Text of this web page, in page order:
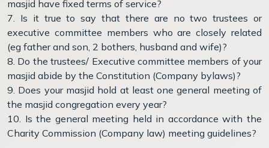
masjid have fixed terms of service?
7. Is it true to say that there are no two trustees or
executive committee members who are closely related
(eg father and son, 2 bothers, husband and wife)?
8. Do the trustees/ Executive committee members of your
masjid abide by the Constitution (Company bylaws)?
9. Does your masjid hold at least one general meeting of
the masjid congregation every year?
10. Is the general meeting held in accordance with the
Charity Commission (Company law) meeting guidelines?